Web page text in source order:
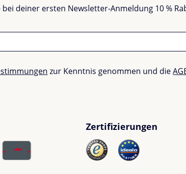
deiner ersten Newsletter-Anmeldung 10 %
zur Kenntnis genommen und die
Zertifizierungen